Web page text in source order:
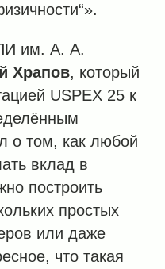
им. А. А.
Храпов, который
USPEX 25 к
о том, как любой
вклад в
построить
простых
или даже
что такая